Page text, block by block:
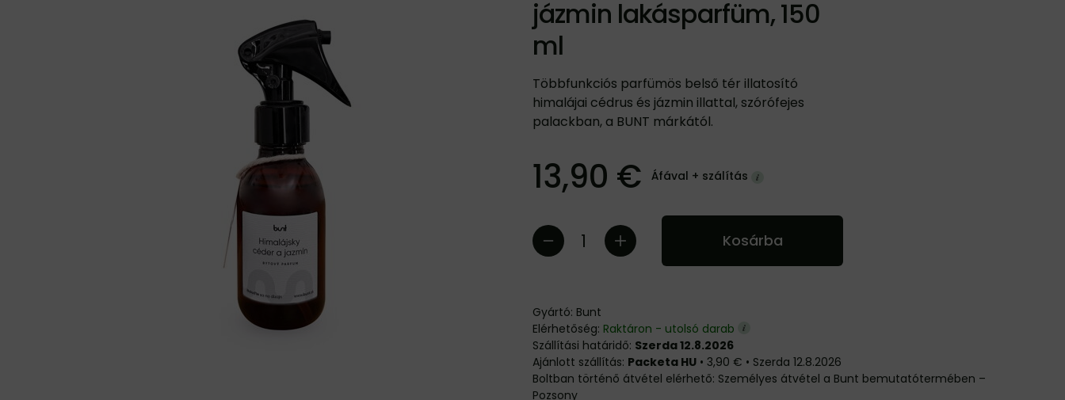
jázmin lakásparfüm, 150
ml
Többfunkciós parfümös belső tér illatosító
himalájai cédrus és jázmin illattal, szórófejes
palackban, a BUNT márkától.
13,90 € Áfával + szálítás
Kosárba
Gyártó: Bunt
Elérhetőség: Raktáron - utolsó darab
Szállítási határidő: Szerda 12.8.2026
Packeta HU • 3,90 € • Szerda 12.8.2026
Személyes átvétel a Bunt bemutatótermében –
Pozsony